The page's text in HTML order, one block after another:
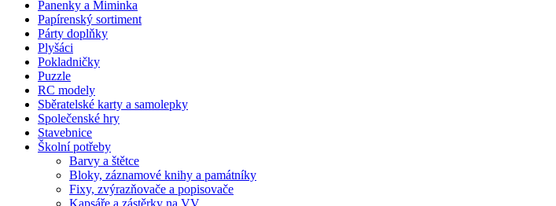
Panenky a Miminka
Papírenský sortiment
Párty doplňky
Plyšáci
Pokladničky
Puzzle
RC modely
Sběratelské karty a samolepky
Společenské hry
Stavebnice
Školní potřeby
Barvy a štětce
Bloky, záznamové knihy a památníky
Fixy, zvýrazňovače a popisovače
Kapsáře a zástěrky na VV